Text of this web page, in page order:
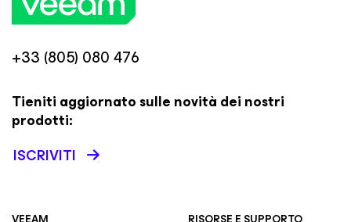
+33 (805) 080 476
Tieniti aggiornato sulle novità dei nostri
prodotti:
ISCRIVITI